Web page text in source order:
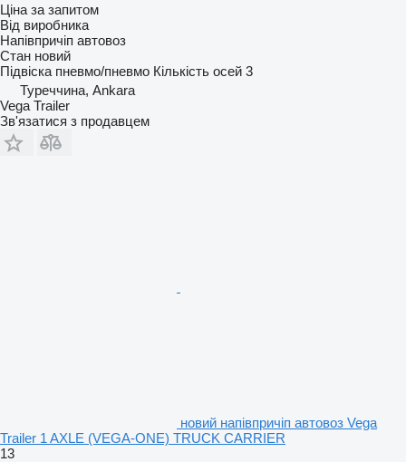
Ціна за запитом
Від виробника
Напівпричіп автовоз
Стан новий
Підвіска пневмо/пневмо Кількість осей 3
Туреччина, Ankara
Vega Trailer
Зв'язатися з продавцем
новий напівпричіп автовоз Vega
Trailer 1 AXLE (VEGA-ONE) TRUCK CARRIER
13